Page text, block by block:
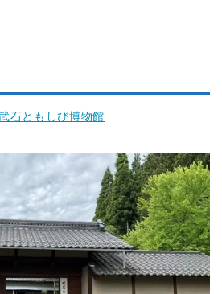
石ともしび博物館